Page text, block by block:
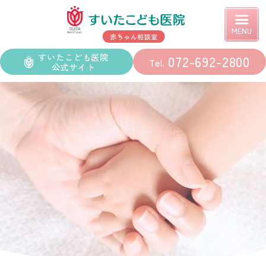
赤ちゃんとすごす毎日の安
心ガイド
すいたこども医院
公式サイト
072-692-2800